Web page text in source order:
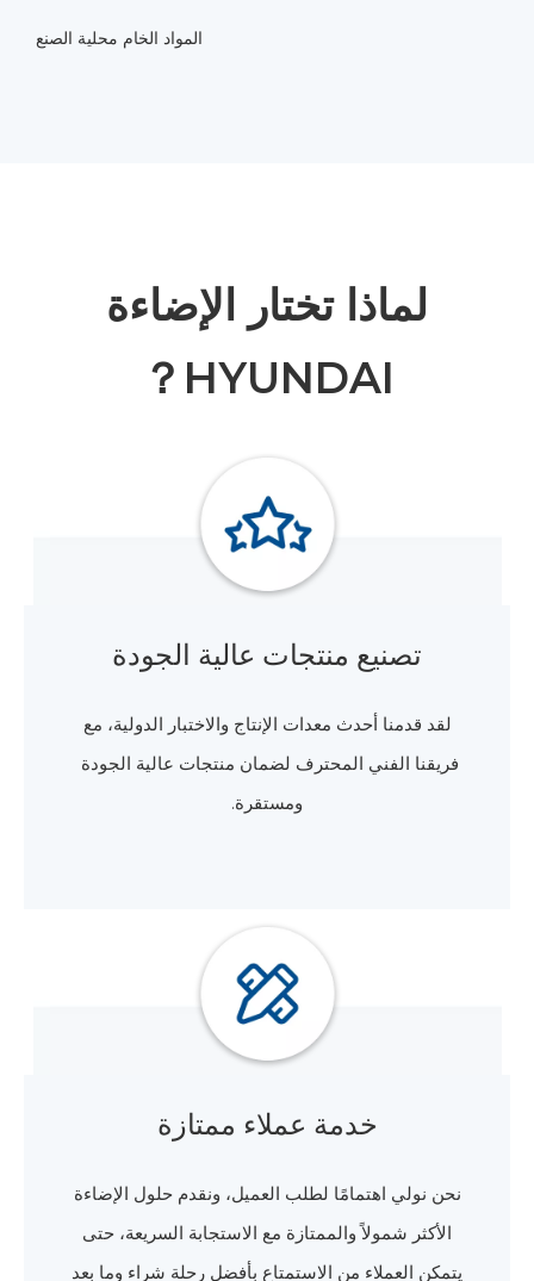
المواد الخام محلية الصنع
لماذا تختار الإضاءة
HYUNDAI？
تصنيع منتجات عالية الجودة
لقد قدمنا ​​أحدث معدات الإنتاج والاختبار الدولية، مع
فريقنا الفني المحترف لضمان منتجات عالية الجودة
ومستقرة.
خدمة عملاء ممتازة
نحن نولي اهتمامًا لطلب العميل، ونقدم حلول الإضاءة
الأكثر شمولاً والممتازة مع الاستجابة السريعة، حتى
يتمكن العملاء من الاستمتاع بأفضل رحلة شراء وما بعد